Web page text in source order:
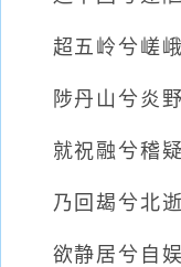
超五岭兮嵯峨
陟丹山兮炎野
就祝融兮稽疑
乃回朅兮北逝
欲静居兮自娱